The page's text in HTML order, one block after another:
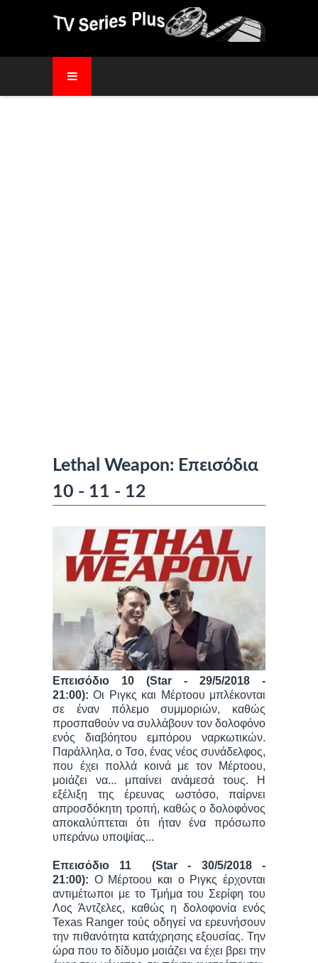
Lethal Weapon: Επεισόδια
10 - 11 - 12
Επεισόδιο 10 (Star - 29/5/2018 -
21:00):Οι Ριγκς και Μέρτοου μπλέκονται
σε έναν πόλεμο συμμοριών, καθώς
προσπαθούν να συλλάβουν τον δολοφόνο
ενός διαβόητου εμπόρου ναρκωτικών.
Παράλληλα, ο Τσο, ένας νέος συνάδελφος,
που έχει πολλά κοινά με τον Μέρτοου,
μοιάζει να... μπαίνει ανάμεσά τους. Η
εξέλιξη της έρευνας ωστόσο, παίρνει
απροσδόκητη τροπή, καθώς ο δολοφόνος
αποκαλύπτεται ότι ήταν ένα πρόσωπο
υπεράνω υποψίας...
Επεισόδιο 11 (Star - 30/5/2018 -
21:00): Ο Μέρτοου και ο Ριγκς έρχονται
αντιμέτωποι με το Τμήμα του Σερίφη του
Λος Άντζελες, καθώς η δολοφονία ενός
Texas Ranger τούς οδηγεί να ερευνήσουν
την πιθανότητα κατάχρησης εξουσίας. Την
ώρα που το δίδυμο μοιάζει να έχει βρει την